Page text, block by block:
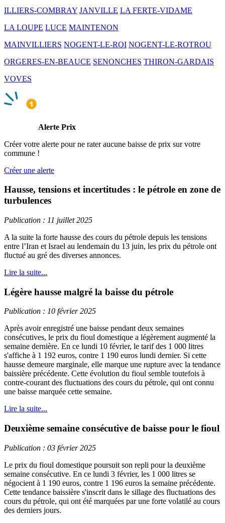
ILLIERS-COMBRAY JANVILLE LA FERTE-VIDAME
LA LOUPE LUCE MAINTENON
MAINVILLIERS NOGENT-LE-ROI NOGENT-LE-ROTROU
ORGERES-EN-BEAUCE SENONCHES THIRON-GARDAIS
VOVES
Alerte Prix
Créer votre alerte pour ne rater aucune baisse de prix sur votre
commune !
Créer une alerte
Hausse, tensions et incertitudes : le pétrole en zone de
turbulences
Publication : 11 juillet 2025
A la suite la forte hausse des cours du pétrole depuis les tensions
entre l’Iran et Israel au lendemain du 13 juin, les prix du pétrole ont
fluctué au gré des diverses annonces.
Lire la suite...
Légère hausse malgré la baisse du pétrole
Publication : 10 février 2025
Après avoir enregistré une baisse pendant deux semaines
consécutives, le prix du fioul domestique a légèrement augmenté la
semaine dernière. En ce lundi 10 février, le tarif des 1 000 litres
s'affiche à 1 192 euros, contre 1 190 euros lundi dernier. Si cette
hausse demeure marginale, elle marque une rupture avec la tendance
baissière précédente. Cette évolution du fioul semble toutefois à
contre-courant des fluctuations des cours du pétrole, qui ont connu
une baisse marquée cette semaine.
Lire la suite...
Deuxième semaine consécutive de baisse pour le fioul
Publication : 03 février 2025
Le prix du fioul domestique poursuit son repli pour la deuxième
semaine consécutive. En ce lundi 3 février, les 1 000 litres se
négocient à 1 190 euros, contre 1 196 euros la semaine précédente.
Cette tendance baissière s'inscrit dans le sillage des fluctuations des
cours du pétrole, qui ont été marquées par une forte volatilé au cours
des derniers jours.